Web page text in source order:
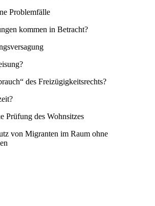
Problemfälle
kommen in Betracht?
des Freizügigkeitsrechts?
Prüfung des Wohnsitzes
von Migranten im Raum ohne